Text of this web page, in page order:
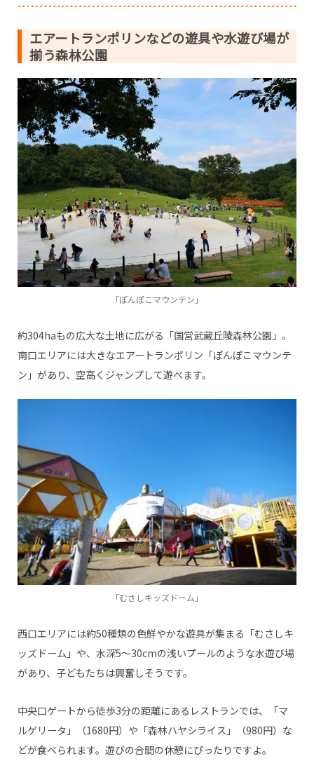
エアートランポリンなどの遊具や水遊び場が
揃う森林公園
「ぽんぽこマウンテン」
約304haもの広大な土地に広がる「国営武蔵丘陵森林公園」。
南口エリアには大きなエアートランポリン「ぽんぽこマウンテ
ン」があり、空高くジャンプして遊べます。
「むさしキッズドーム」
西口エリアには約50種類の色鮮やかな遊具が集まる「むさしキ
ッズドーム」や、水深5～30cmの浅いプールのような水遊び場
があり、子どもたちは興奮しそうです。
中央口ゲートから徒歩3分の距離にあるレストランでは、「マ
ルゲリータ」（1680円）や「森林ハヤシライス」（980円）な
どが食べられます。遊びの合間の休憩にぴったりですよ。